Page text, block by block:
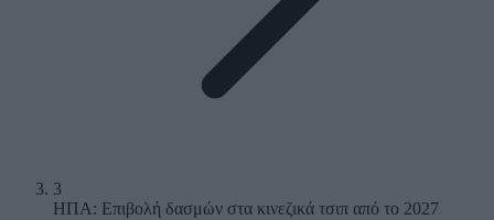
3
ΗΠΑ: Επιβολή δασμών στα κινεζικά τσιπ από το 2027